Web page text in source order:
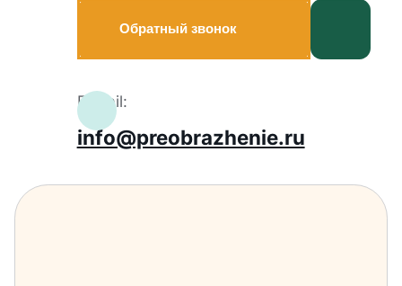
Обратный звонок
E-mail:
info@preobrazhenie.ru